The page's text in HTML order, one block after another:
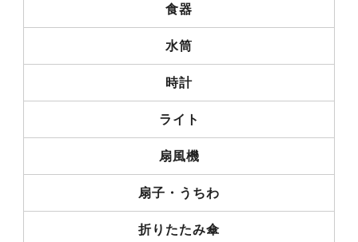
食器
水筒
時計
ライト
扇風機
扇子・うちわ
折りたたみ傘